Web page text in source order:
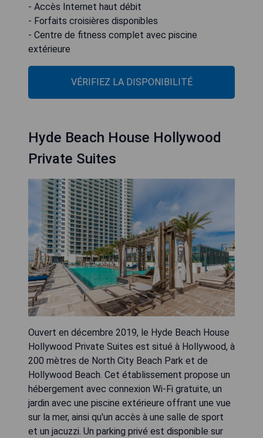
- Accès Internet haut débit
- Forfaits croisières disponibles
- Centre de fitness complet avec piscine
extérieure
VÉRIFIEZ LA DISPONIBILITÉ
Hyde Beach House Hollywood
Private Suites
Ouvert en décembre 2019, le Hyde Beach House
Hollywood Private Suites est situé à Hollywood, à
200 mètres de North City Beach Park et de
Hollywood Beach. Cet établissement propose un
hébergement avec connexion Wi-Fi gratuite, un
jardin avec une piscine extérieure offrant une vue
sur la mer, ainsi qu'un accès à une salle de sport
et un jacuzzi. Un parking privé est disponible sur